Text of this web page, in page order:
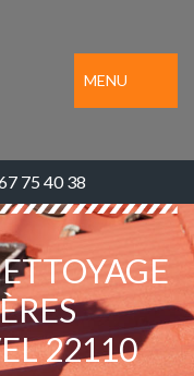
MENU
75 40 38
22110